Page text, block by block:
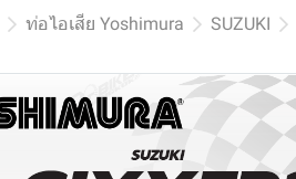
ท่อไอเสีย Yoshimura SUZUKI